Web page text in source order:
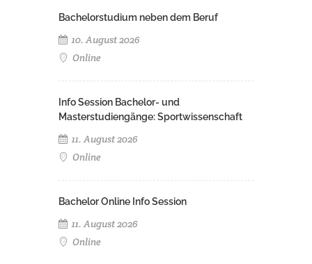
Bachelorstudium neben dem Beruf
10. August 2026
Online
Info Session Bachelor- und
Masterstudiengänge: Sportwissenschaft
11. August 2026
Online
Bachelor Online Info Session
11. August 2026
Online